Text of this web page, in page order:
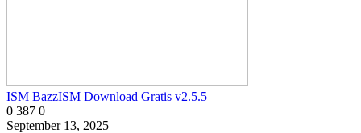
ISM BazzISM Download Gratis v2.5.5
0 387 0
September 13, 2025